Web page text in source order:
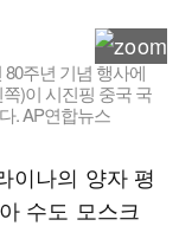
주년 기념 행사에
)이 시진핑 중국 국
. AP연합뉴스
이나의 양자 평
수도 모스크